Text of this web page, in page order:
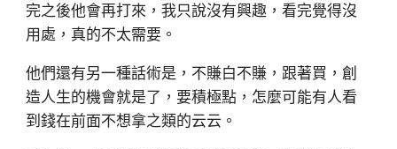
完之後他會再打來，我只說沒有興趣，看完覺得沒
用處，真的不太需要。
他們還有另一種話術是，不賺白不賺，跟著買，創
造人生的機會就是了，要積極點，怎麼可能有人看
到錢在前面不想拿之類的云云。